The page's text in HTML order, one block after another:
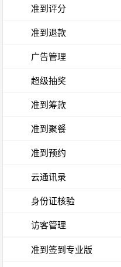
准到评分
准到退款
广告管理
超级抽奖
准到筹款
准到聚餐
准到预约
云通讯录
身份证核验
访客管理
准到签到专业版